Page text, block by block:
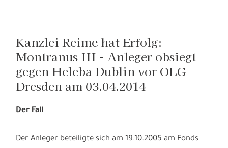
Kanzlei Reime hat Erfolg:
Montranus III - Anleger obsiegt
gegen Heleba Dublin vor OLG
Dresden am 03.04.2014
Der Fall
Der Anleger beteiligte sich am 19.10.2005 am Fonds